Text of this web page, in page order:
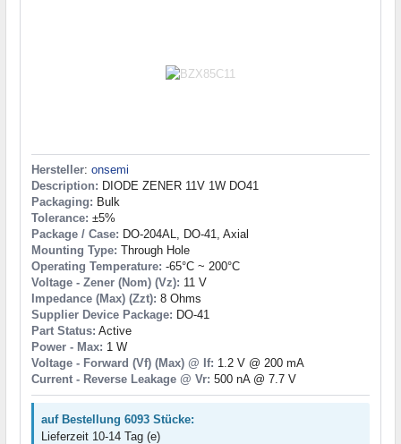
Hersteller: onsemi
Description: DIODE ZENER 11V 1W DO41
Packaging: Bulk
Tolerance: ±5%
Package / Case: DO-204AL, DO-41, Axial
Mounting Type: Through Hole
Operating Temperature: -65°C ~ 200°C
Voltage - Zener (Nom) (Vz): 11 V
Impedance (Max) (Zzt): 8 Ohms
Supplier Device Package: DO-41
Part Status: Active
Power - Max: 1 W
Voltage - Forward (Vf) (Max) @ If: 1.2 V @ 200 mA
Current - Reverse Leakage @ Vr: 500 nA @ 7.7 V
auf Bestellung 6093 Stücke:
Lieferzeit 10-14 Tag (e)